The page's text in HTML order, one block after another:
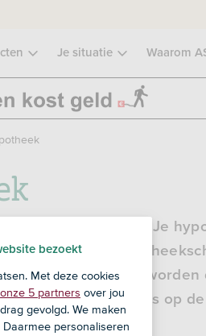
Je situatie Waarom
vast bedrag af. Je
resterende
Je maandlasten worden
lineaire hypotheek is op
bezoekt
Met deze cookies
onze 5 partners over jou
gevolgd. We maken
personaliseren